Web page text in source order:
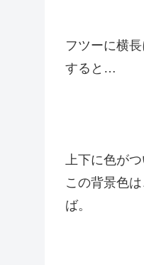
フツーに横
すると…
上下に色がつ
この背景色
ば。